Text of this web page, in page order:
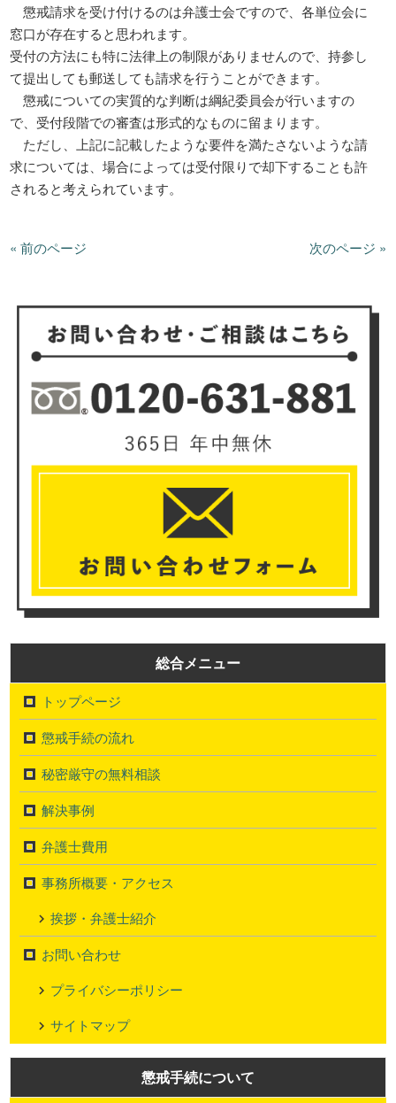
懲戒請求を受け付けるのは弁護士会ですので、各単位会に
窓口が存在すると思われます。
受付の方法にも特に法律上の制限がありませんので、持参し
て提出しても郵送しても請求を行うことができます。
懲戒についての実質的な判断は綱紀委員会が行いますの
で、受付段階での審査は形式的なものに留まります。
ただし、上記に記載したような要件を満たさないような請
求については、場合によっては受付限りで却下することも許
されると考えられています。
« 前のページ 次のページ »
総合メニュー
トップページ
懲戒手続の流れ
秘密厳守の無料相談
解決事例
弁護士費用
事務所概要・アクセス
挨拶・弁護士紹介
お問い合わせ
プライバシーポリシー
サイトマップ
懲戒手続について